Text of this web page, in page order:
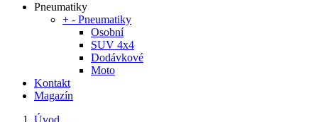
Pneumatiky
+ - Pneumatiky
Osobní
SUV 4x4
Dodávkové
Moto
Kontakt
Magazín